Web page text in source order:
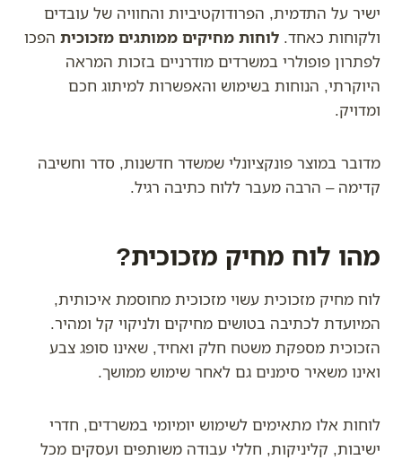
ישיר על התדמית, הפרודוקטיביות והחוויה של עובדים
ולקוחות כאחד. לוחות מחיקים ממותגים מזכוכית הפכו
לפתרון פופולרי במשרדים מודרניים בזכות המראה
היוקרתי, הנוחות בשימוש והאפשרות למיתוג חכם
ומדויק.
מדובר במוצר פונקציונלי שמשדר חדשנות, סדר וחשיבה
קדימה – הרבה מעבר ללוח כתיבה רגיל.
מהו לוח מחיק מזכוכית?
לוח מחיק מזכוכית עשוי מזכוכית מחוסמת איכותית,
המיועדת לכתיבה בטושים מחיקים ולניקוי קל ומהיר.
הזכוכית מספקת משטח חלק ואחיד, שאינו סופג צבע
ואינו משאיר סימנים גם לאחר שימוש ממושך.
לוחות אלו מתאימים לשימוש יומיומי במשרדים, חדרי
ישיבות, קליניקות, חללי עבודה משותפים ועסקים מכל